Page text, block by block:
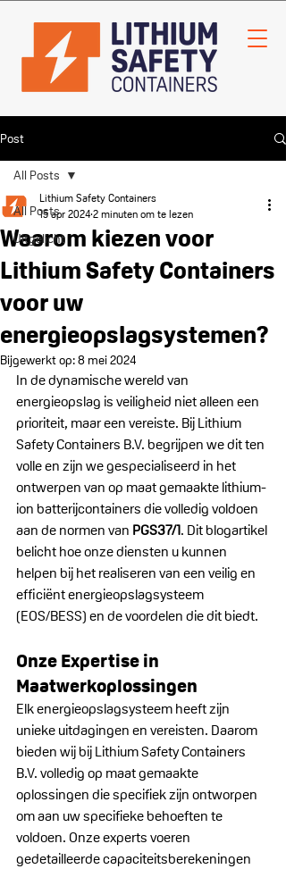
Post
All Posts
Uitgelicht
All Posts
Waarom kiezen voor
Lithium Safety Containers
voor uw
energieopslagsystemen?
Lithium Safety Containers
15 apr 2024 2 minuten om te lezen
Bijgewerkt op:8 mei 2024
In de dynamische wereld van
energieopslag is veiligheid niet alleen een
prioriteit, maar een vereiste. Bij Lithium
Safety Containers B.V. begrijpen we dit ten
volle en zijn we gespecialiseerd in het
ontwerpen van op maat gemaakte lithium-
ion batterijcontainers die volledig voldoen
aan de normen van PGS37/1. Dit blogartikel
belicht hoe onze diensten u kunnen
helpen bij het realiseren van een veilig en
efficiënt energieopslagsysteem
(EOS/BESS) en de voordelen die dit biedt.
Onze Expertise in
Maatwerkoplossingen
Elk energieopslagsysteem heeft zijn
unieke uitdagingen en vereisten. Daarom
bieden wij bij Lithium Safety Containers
B.V. volledig op maat gemaakte
oplossingen die specifiek zijn ontworpen
om aan uw specifieke behoeften te
voldoen. Onze experts voeren
gedetailleerde capaciteitsberekeningen